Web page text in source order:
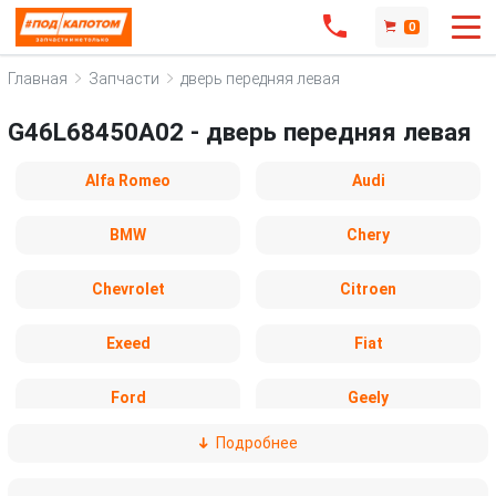
0
Главная Запчасти дверь передняя левая
G46L68450A02 - дверь передняя левая
Alfa Romeo Audi
BMW Chery
Chevrolet Citroen
Exeed Fiat
Ford Geely
Подробнее